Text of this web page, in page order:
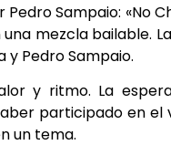
Sampaio: «No
mezcla bailable.
y Pedro Sampaio.
y ritmo. La
participado en el
un tema.